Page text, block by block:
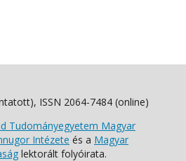
ISSN 2064-7484 (online)
Tudományegyetem Magyar
Intézete és a Magyar
lektorált folyóirata.